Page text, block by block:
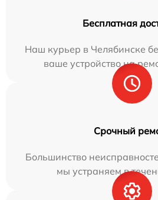
Бесплатная
Наш курьер в Челябинске
ваше устройство на
Срочный
Большинство
мы устраняем в